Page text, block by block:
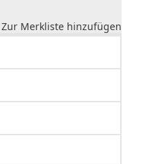
Zur Merkliste hinzufügen